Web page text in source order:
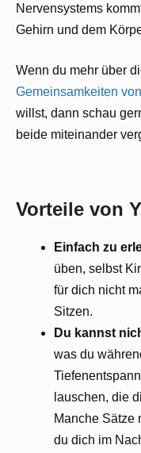
Nervensystems
Gehirn und dem
Wenn du mehr über
Gemeinsamkeiten
willst, dann schau
beide miteinander
Vorteile von
Einfach zu
üben, selbst
für dich nicht
Sitzen.
Du kannst
was du
lauschen, die
Manche Sätze
du dich im